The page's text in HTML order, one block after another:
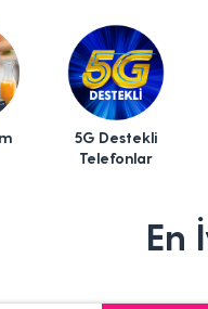
5G Destekli
Telefonlar
En